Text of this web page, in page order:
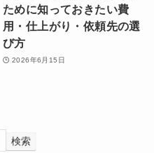
ために知っておきたい費
用・仕上がり・依頼先の選
び方
2026年6月15日
検索